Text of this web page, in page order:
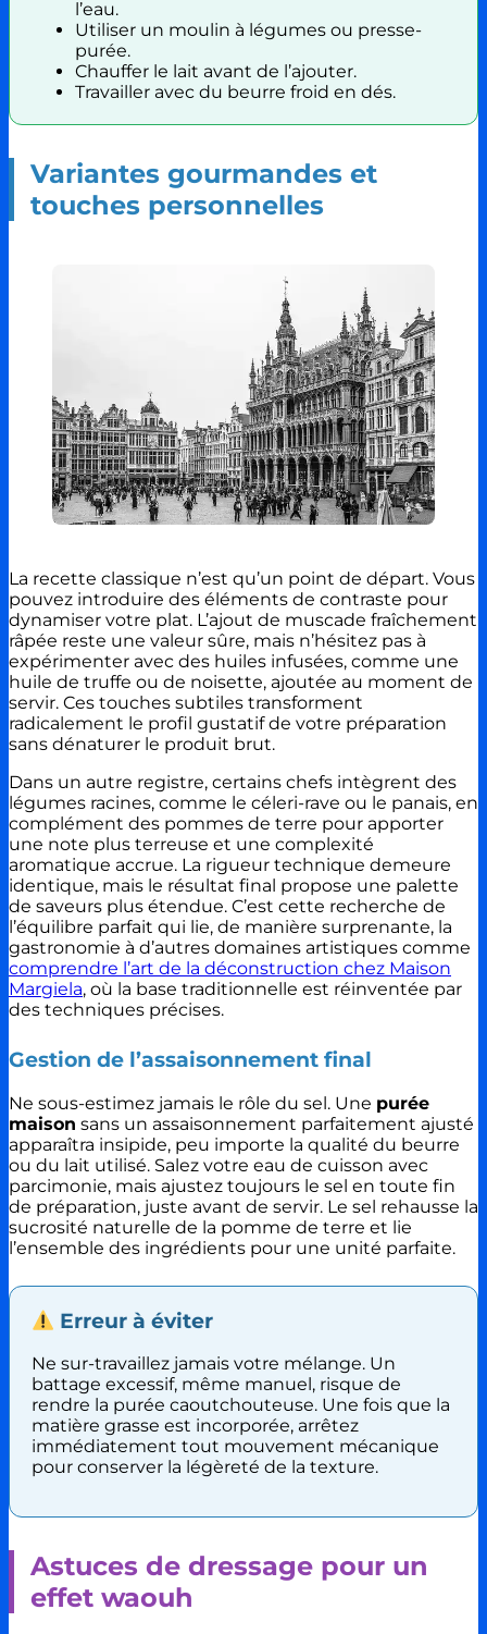
l’eau.
Utiliser un moulin à légumes ou presse-
purée.
Chauffer le lait avant de l’ajouter.
Travailler avec du beurre froid en dés.
Variantes gourmandes et
touches personnelles
La recette classique n’est qu’un point de départ. Vous
pouvez introduire des éléments de contraste pour
dynamiser votre plat. L’ajout de muscade fraîchement
râpée reste une valeur sûre, mais n’hésitez pas à
expérimenter avec des huiles infusées, comme une
huile de truffe ou de noisette, ajoutée au moment de
servir. Ces touches subtiles transforment
radicalement le profil gustatif de votre préparation
sans dénaturer le produit brut.
Dans un autre registre, certains chefs intègrent des
légumes racines, comme le céleri-rave ou le panais, en
complément des pommes de terre pour apporter
une note plus terreuse et une complexité
aromatique accrue. La rigueur technique demeure
identique, mais le résultat final propose une palette
de saveurs plus étendue. C’est cette recherche de
l’équilibre parfait qui lie, de manière surprenante, la
gastronomie à d’autres domaines artistiques comme
comprendre l’art de la déconstruction chez Maison
Margiela, où la base traditionnelle est réinventée par
des techniques précises.
Gestion de l’assaisonnement final
Ne sous-estimez jamais le rôle du sel. Une purée
maison sans un assaisonnement parfaitement ajusté
apparaîtra insipide, peu importe la qualité du beurre
ou du lait utilisé. Salez votre eau de cuisson avec
parcimonie, mais ajustez toujours le sel en toute fin
de préparation, juste avant de servir. Le sel rehausse la
sucrosité naturelle de la pomme de terre et lie
l’ensemble des ingrédients pour une unité parfaite.
Erreur à éviter
Ne sur-travaillez jamais votre mélange. Un
battage excessif, même manuel, risque de
rendre la purée caoutchouteuse. Une fois que la
matière grasse est incorporée, arrêtez
immédiatement tout mouvement mécanique
pour conserver la légèreté de la texture.
Astuces de dressage pour un
effet waouh